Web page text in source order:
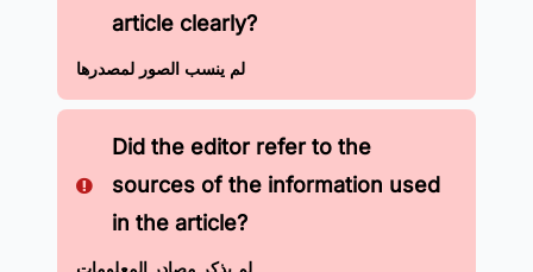
article clearly?
لم ينسب الصور لمصدرها
Did the editor refer to the
sources of the information used
in the article?
لم يذكر مصادر المعلومات